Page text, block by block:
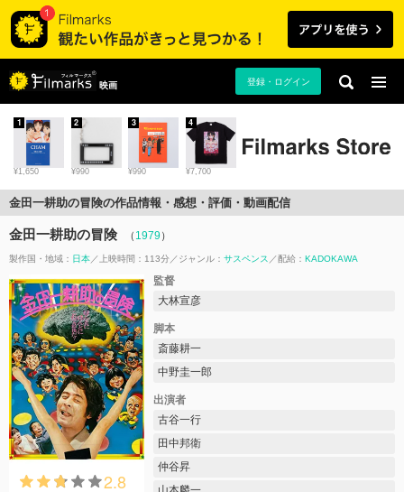
映画 登録・ログイン
¥1,650
1
¥990
2
¥990
3
¥7,700
4
金田一耕助の冒険の作品情報・感想・評価・動画配信
金田一耕助の冒険 （ 1979）
製作国・地域： 日本 上映時間：113分 ジャンル： サスペンス 配給： KADOKAWA
2.8
監督
大林宣彦
脚本
斎藤耕一
中野圭一郎
出演者
古谷一行
田中邦衛
仲谷昇